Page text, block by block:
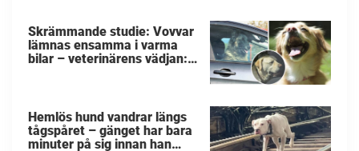
Skrämmande studie: Vovvar
lämnas ensamma i varma
bilar – veterinärens vädjan:
Hemlös hund vandrar längs
tågspåret – gänget har bara
minuter på sig innan han